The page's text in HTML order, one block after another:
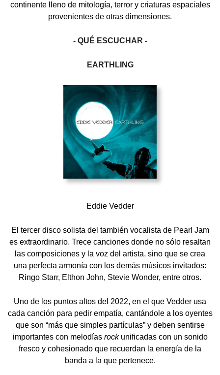
continente lleno de mitología, terror y criaturas espaciales
provenientes de otras dimensiones.
- QUÉ ESCUCHAR -
EARTHLING
Eddie Vedder
El tercer disco solista del también vocalista de Pearl Jam
es extraordinario. Trece canciones donde no sólo resaltan
las composiciones y la voz del artista, sino que se crea
una perfecta armonía con los demás músicos invitados:
Ringo Starr, Elthon John, Stevie Wonder, entre otros.
Uno de los puntos altos del 2022, en el que Vedder usa
cada canción para pedir empatía, cantándole a los oyentes
que son “más que simples partículas” y deben sentirse
importantes con melodías rockunificadas con un sonido
fresco y cohesionado que recuerdan la energía de la
banda a la que pertenece.